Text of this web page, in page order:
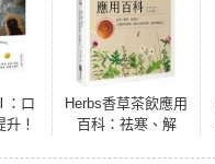
：口
！
Herbs香草茶飲應用
百科：祛寒、解